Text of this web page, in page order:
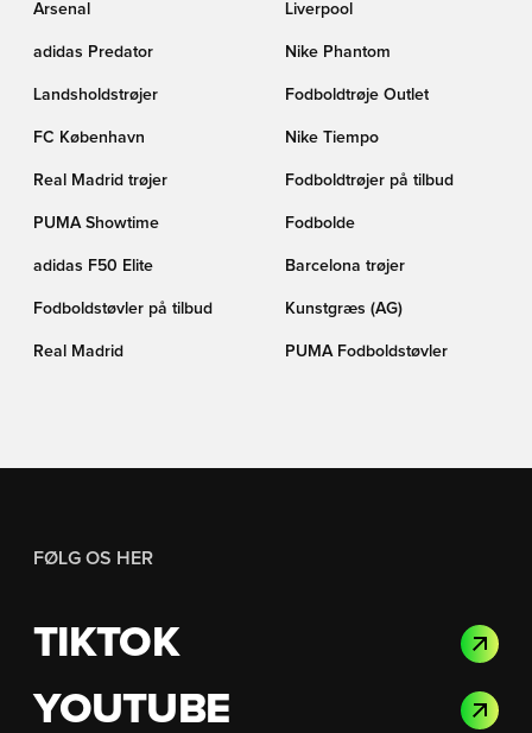
Arsenal Liverpool
adidas Predator Nike Phantom
Landsholdstrøjer Fodboldtrøje Outlet
FC København Nike Tiempo
Real Madrid trøjer Fodboldtrøjer på tilbud
PUMA Showtime Fodbolde
adidas F50 Elite Barcelona trøjer
Fodboldstøvler på tilbud Kunstgræs (AG)
Real Madrid PUMA Fodboldstøvler
FØLG OS HER
TIKTOK
YOUTUBE